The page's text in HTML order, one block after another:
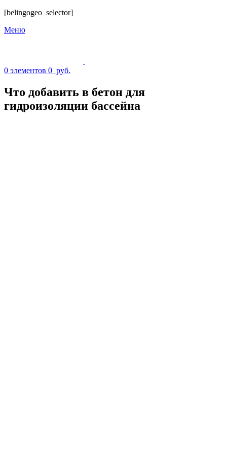
[belingogeo_selector]
Меню
0 элементов 0 руб.
Что добавить в бетон для
гидроизоляции бассейна